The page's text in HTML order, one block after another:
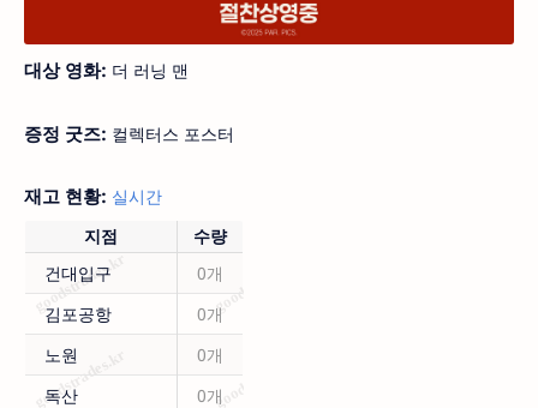
대상 영화: 더 러닝 맨
증정 굿즈: 컬렉터스 포스터
재고 현황: 실시간
지점
수량
건대입구
0개
김포공항
0개
노원
0개
독산
0개